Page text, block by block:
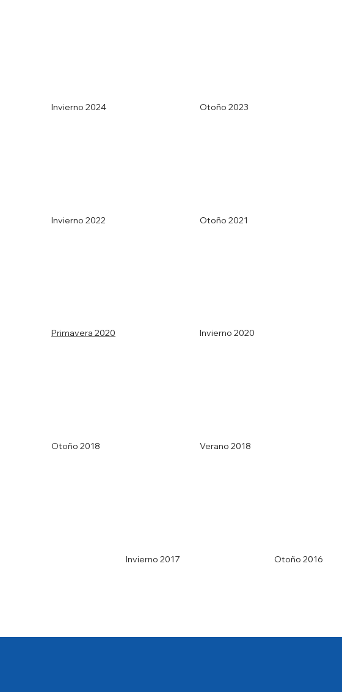
Invierno 2024 Otoño 2023
Invierno 2022 Otoño 2021
Primavera 2020 Invierno 2020
Otoño 2018 Verano 2018
Invierno 2017 Otoño 2016